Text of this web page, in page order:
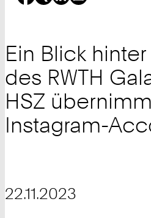
Ein Blick
des RWTH
HSZ
Instagram-
22.11.2023